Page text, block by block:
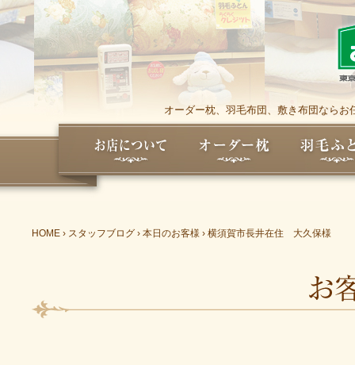
オーダー枕、羽毛布団、敷き布団なら
HOME › スタッフブログ › 本日のお客様 › 横須賀市長井在住 大久保様